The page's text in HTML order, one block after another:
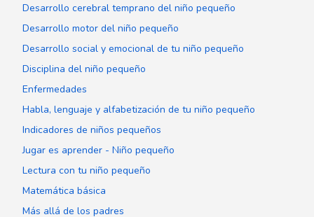
Desarrollo cerebral temprano del niño pequeño
Desarrollo motor del niño pequeño
Desarrollo social y emocional de tu niño pequeño
Disciplina del niño pequeño
Enfermedades
Habla, lenguaje y alfabetización de tu niño pequeño
Indicadores de niños pequeños
Jugar es aprender - Niño pequeño
Lectura con tu niño pequeño
Matemática básica
Más allá de los padres